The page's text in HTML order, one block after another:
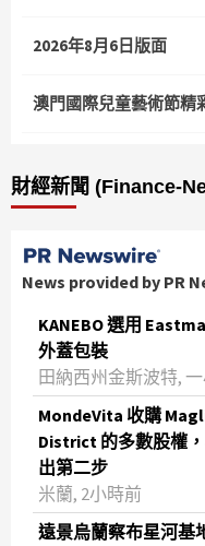
2026年8月6日版面
澳門國際兒童藝術節精
財經新聞 (Finance-
News provided by PR
KANEBO 選用
外蓋包裝
田納西州金斯波特,
MondeVita 收購
District 的多數股權
出第二步
米蘭, 2小時前
遠景烏蘭察布星河基